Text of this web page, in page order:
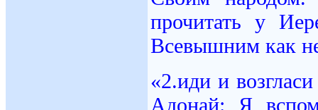
прочитать у
Всевышним как
«2.иди и
Адонай: Я